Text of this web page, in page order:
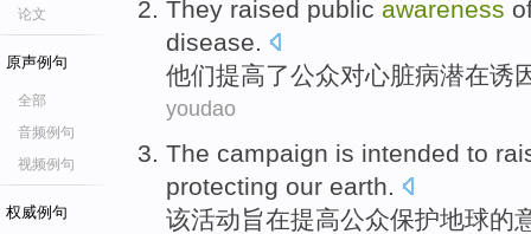
论文
原声例句
全部
音频例句
视频例句
权威例句
They raised public awareness
disease.
他们提高了公众对心脏病潜在诱
youdao
The campaign is intended to
protecting our earth
该活动旨在提高公众保护地球的